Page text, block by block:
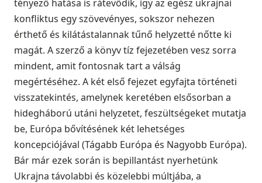
tényező hatása is rátevődik, így az egész ukrajnai
konfliktus egy szövevényes, sokszor nehezen
érthető és kilátástalannak tűnő helyzetté nőtte ki
magát. A szerző a könyv tíz fejezetében vesz sorra
mindent, amit fontosnak tart a válság
megértéséhez. A két első fejezet egyfajta történeti
visszatekintés, amelynek keretében elsősorban a
hidegháború utáni helyzetet, feszültségeket mutatja
be, Európa bővítésének két lehetséges
koncepciójával (Tágabb Európa és Nagyobb Európa).
Bár már ezek során is bepillantást nyerhetünk
Ukrajna távolabbi és közelebbi múltjába, a